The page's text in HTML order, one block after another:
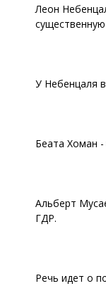
Леон
У Небенцаля
Беата Хоман
Альберт
ГДР.
Речь идет о